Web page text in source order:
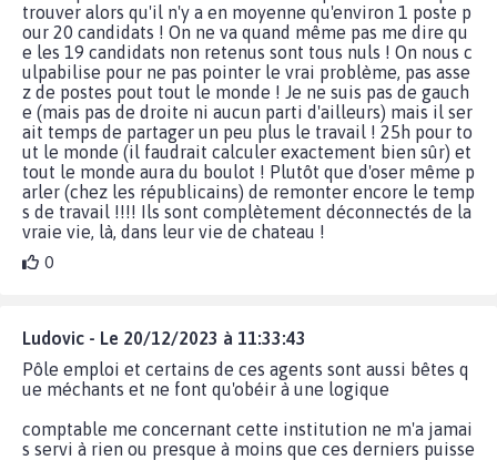
trouver alors qu'il n'y a en moyenne qu'environ 1 poste p
our 20 candidats ! On ne va quand même pas me dire qu
e les 19 candidats non retenus sont tous nuls ! On nous c
ulpabilise pour ne pas pointer le vrai problème, pas asse
z de postes pout tout le monde ! Je ne suis pas de gauch
e (mais pas de droite ni aucun parti d'ailleurs) mais il ser
ait temps de partager un peu plus le travail ! 25h pour to
ut le monde (il faudrait calculer exactement bien sûr) et
tout le monde aura du boulot ! Plutôt que d'oser même p
arler (chez les républicains) de remonter encore le temp
s de travail !!!! Ils sont complètement déconnectés de la
vraie vie, là, dans leur vie de chateau !
0
Ludovic - Le 20/12/2023 à 11:33:43
Pôle emploi et certains de ces agents sont aussi bêtes q
ue méchants et ne font qu'obéir à une logique
comptable me concernant cette institution ne m'a jamai
s servi à rien ou presque à moins que ces derniers puisse